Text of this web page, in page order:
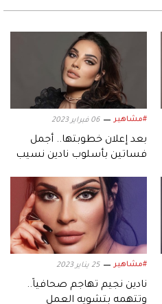
#مشاهير 06 فبراير 2023
بعد إعلان خطوبتها.. أجمل
فساتين بأسلوب نادين نسيب
#مشاهير 25 يناير 2023
نادين نجيم تهاجم صحافياً..
وتتهمه بتشويه العمل